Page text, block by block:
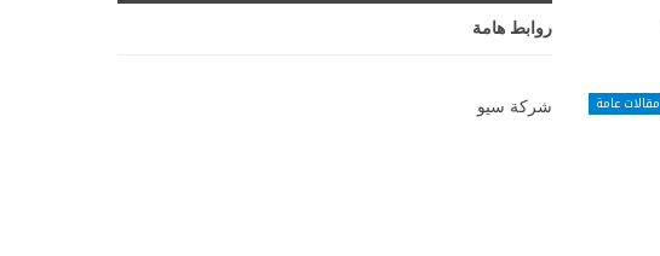
مقالات عامة
روابط هامة
شركة سيو